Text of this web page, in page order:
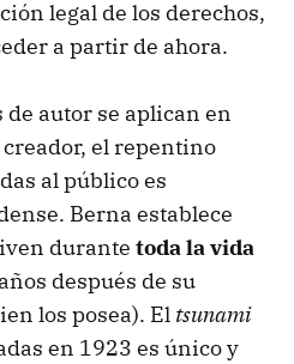
legal de los derechos,
a partir de ahora.
de autor se aplican en
el repentino
al público es
Berna establece
durante toda la vida
después de su
los posea). El tsunami
en 1923 es único y